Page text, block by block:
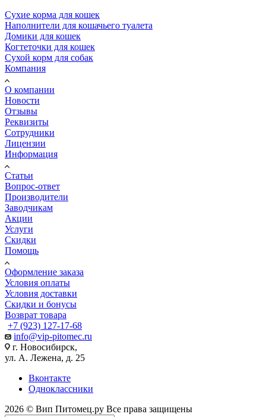
Сухие корма для кошек
Наполнители для кошачьего туалета
Домики для кошек
Когтеточки для кошек
Сухой корм для собак
Компания
О компании
Новости
Отзывы
Реквизиты
Сотрудники
Лицензии
Информация
Статьи
Вопрос-ответ
Производители
Заводчикам
Акции
Услуги
Скидки
Помощь
Оформление заказа
Условия оплаты
Условия доставки
Скидки и бонусы
Возврат товара
+7 (923) 127-17-68
info@vip-pitomec.ru
г. Новосибирск,
ул. А. Лежена, д. 25
Вконтакте
Одноклассники
2026 © Вип Питомец.ру Все права защищены